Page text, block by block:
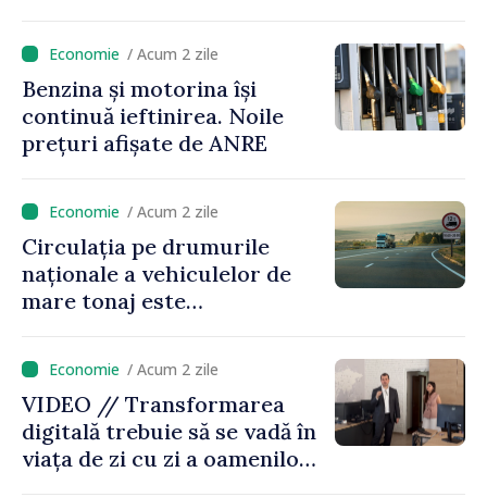
/ Acum 2 zile
Benzina și motorina își
continuă ieftinirea. Noile
prețuri afișate de ANRE
/ Acum 2 zile
Circulația pe drumurile
naționale a vehiculelor de
mare tonaj este
caniculă
/ Acum 2 zile
VIDEO // Transformarea
digitală trebuie să se vadă în
viața de zi cu zi a oamenilor